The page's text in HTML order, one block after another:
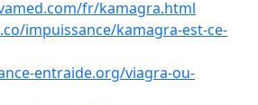
fr/kamagra.html
impuissance/kamagra-est-ce-
entraide.org/viagra-ou-